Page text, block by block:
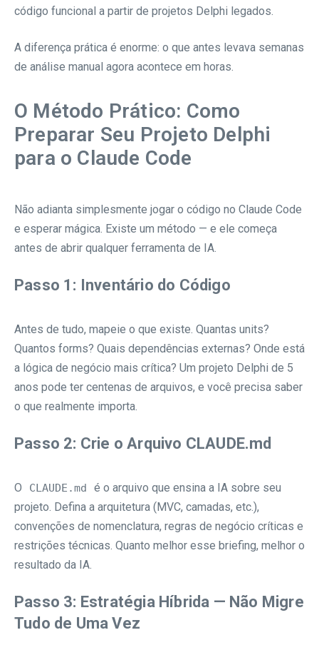
código funcional a partir de projetos Delphi legados.
A diferença prática é enorme: o que antes levava semanas
de análise manual agora acontece em horas.
O Método Prático: Como
Preparar Seu Projeto Delphi
para o Claude Code
Não adianta simplesmente jogar o código no Claude Code
e esperar mágica. Existe um método — e ele começa
antes de abrir qualquer ferramenta de IA.
Passo 1: Inventário do Código
Antes de tudo, mapeie o que existe. Quantas units?
Quantos forms? Quais dependências externas? Onde está
a lógica de negócio mais crítica? Um projeto Delphi de 5
anos pode ter centenas de arquivos, e você precisa saber
o que realmente importa.
Passo 2: Crie o Arquivo CLAUDE.md
O CLAUDE.md
é o arquivo que ensina a IA sobre seu
projeto. Defina a arquitetura (MVC, camadas, etc.),
convenções de nomenclatura, regras de negócio críticas e
restrições técnicas. Quanto melhor esse briefing, melhor o
resultado da IA.
Passo 3: Estratégia Híbrida — Não Migre
Tudo de Uma Vez